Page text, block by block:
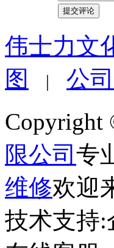
伟士力文
图 | 公
Copyright
限公司 专
维修欢迎
技术支持